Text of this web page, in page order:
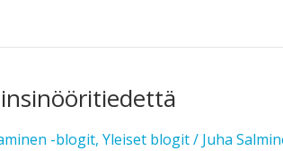
-blogit, Yleiset blogit/ Juha